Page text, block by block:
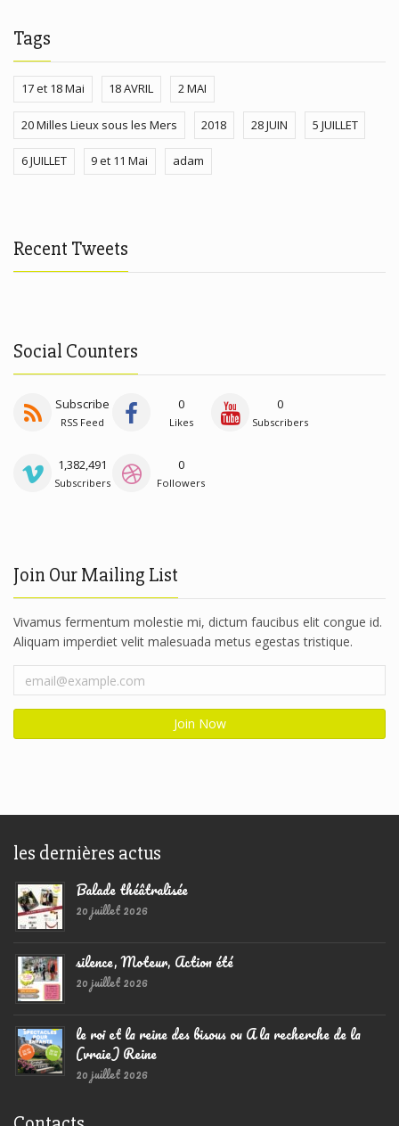
Tags
17 et 18 Mai 18 AVRIL 2 MAI
20 Milles Lieux sous les Mers 2018 28 JUIN 5 JUILLET
6 JUILLET 9 et 11 Mai adam
Recent Tweets
Social Counters
Subscribe
RSS Feed
0
Likes
0
Subscribers
1,382,491
Subscribers
0
Followers
Join Our Mailing List
Vivamus fermentum molestie mi, dictum faucibus elit congue id.
Aliquam imperdiet velit malesuada metus egestas tristique.
les dernières actus
Balade théâtralisée
20 juillet 2026
silence, Moteur, Action été
20 juillet 2026
le roi et la reine des bisous ou A la recherche de la
(vraie) Reine
20 juillet 2026